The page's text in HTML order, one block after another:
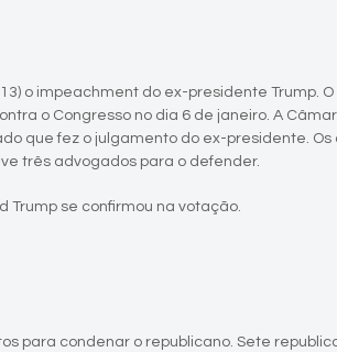
o impeachment do ex-presidente Trump.
o Congresso no dia 6 de janeiro. A
que fez o julgamento do ex-presidente.
três advogados para o defender.
Trump se confirmou na votação.
para condenar o republicano. Sete